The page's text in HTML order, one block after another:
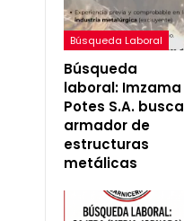
Búsqueda Laboral
Búsqueda
laboral: Imzama
Potes S.A. busca
armador de
estructuras
metálicas